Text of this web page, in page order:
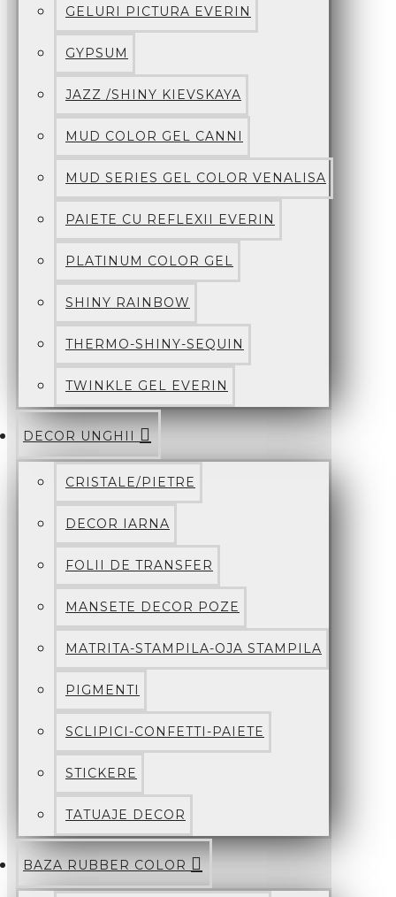
GELURI PICTURA EVERIN
GYPSUM
JAZZ /SHINY KIEVSKAYA
MUD COLOR GEL CANNI
MUD SERIES GEL COLOR VENALISA
PAIETE CU REFLEXII EVERIN
PLATINUM COLOR GEL
SHINY RAINBOW
THERMO-SHINY-SEQUIN
TWINKLE GEL EVERIN
DECOR UNGHII
CRISTALE/PIETRE
DECOR IARNA
FOLII DE TRANSFER
MANSETE DECOR POZE
MATRITA-STAMPILA-OJA STAMPILA
PIGMENTI
SCLIPICI-CONFETTI-PAIETE
STICKERE
TATUAJE DECOR
BAZA RUBBER COLOR